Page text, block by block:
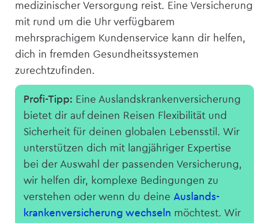
medizinischer Versorgung reist. Eine Versicherung
mit rund um die Uhr verfügbarem
mehrsprachigem Kundenservice kann dir helfen,
dich in fremden Gesundheitssystemen
zurechtzufinden.
Profi-Tipp: Eine Auslandskranken­­versicherung
bietet dir auf deinen Reisen Flexibilität und
Sicherheit für deinen globalen Lebensstil. Wir
unterstützen dich mit langjähriger Expertise
bei der Auswahl der passenden Versicherung,
wir helfen dir, komplexe Bedingungen zu
verstehen oder wenn du deine Auslands­
kranken­versicherung wechseln möchtest. Wir